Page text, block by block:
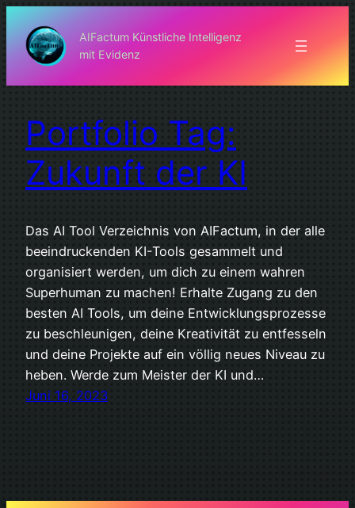
Inhalt
springen
AIFactum Künstliche Intelligenz
mit Evidenz
Portfolio Tag:
Zukunft der KI
Das AI Tool Verzeichnis von AIFactum, in der alle
beeindruckenden KI-Tools gesammelt und
organisiert werden, um dich zu einem wahren
Superhuman zu machen! Erhalte Zugang zu den
besten AI Tools, um deine Entwicklungsprozesse
zu beschleunigen, deine Kreativität zu entfesseln
und deine Projekte auf ein völlig neues Niveau zu
heben. Werde zum Meister der KI und…
Juni 16, 2023